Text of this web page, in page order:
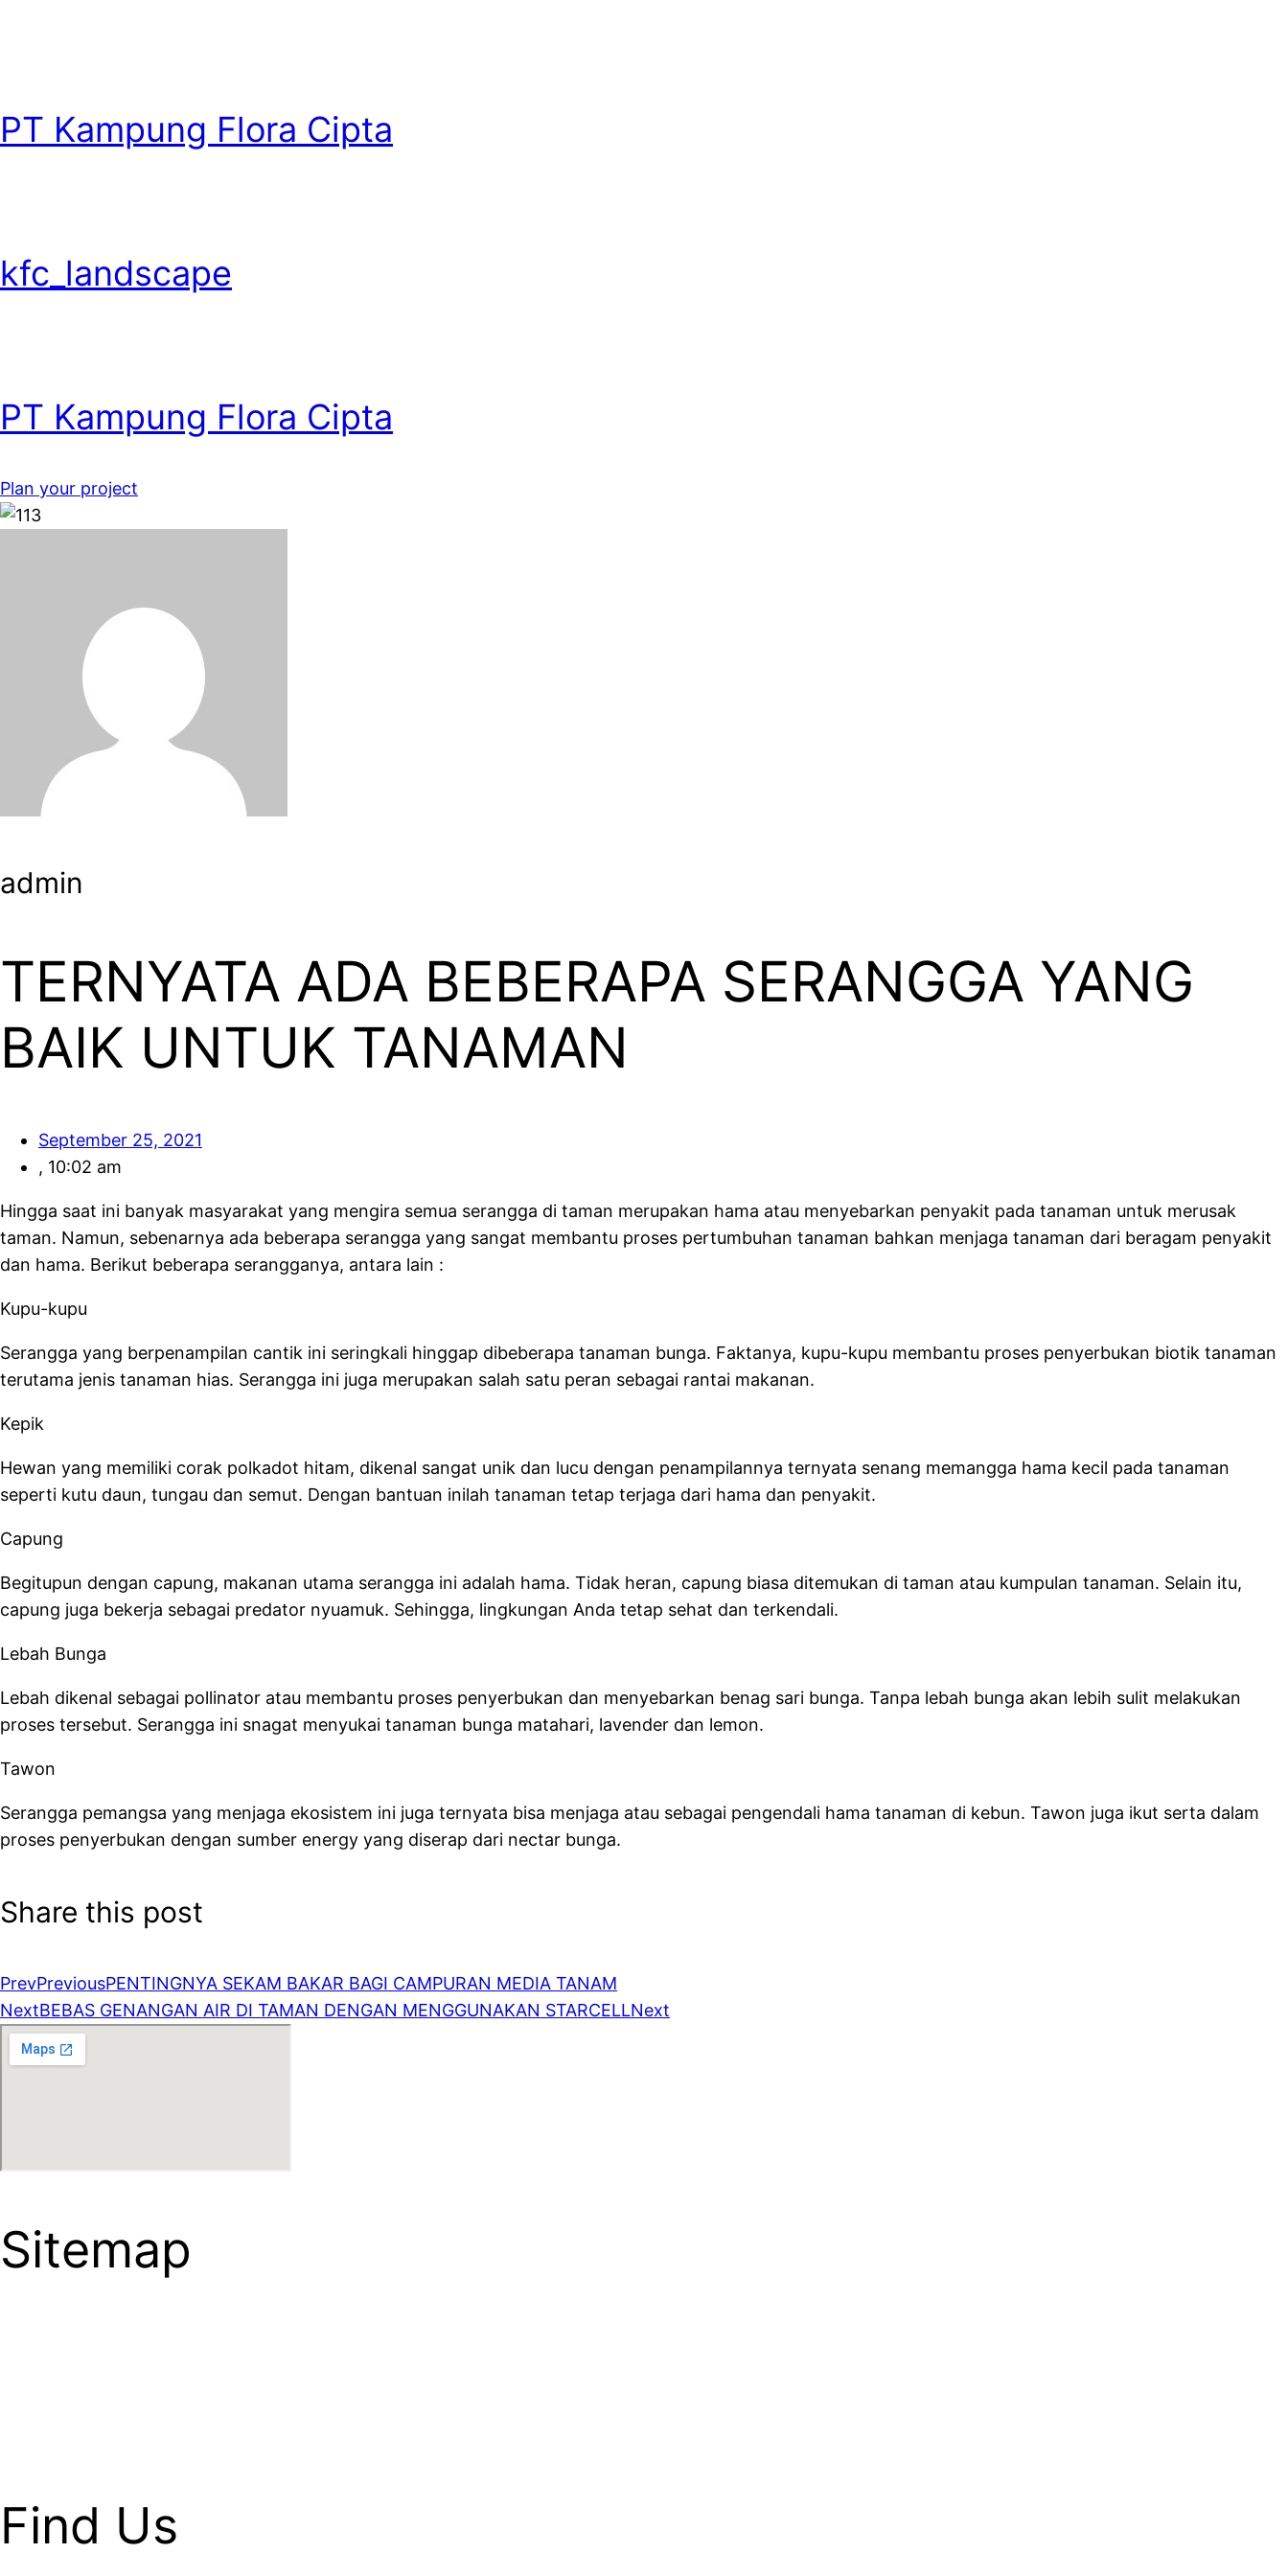
PT Kampung Flora Cipta
kfc_landscape
PT Kampung Flora Cipta
Plan your project
admin
TERNYATA ADA BEBERAPA SERANGGA YANG
BAIK UNTUK TANAMAN
September 25, 2021
, 10:02 am
Hingga saat ini banyak masyarakat yang mengira semua serangga di taman merupakan hama atau menyebarkan penyakit pada tanaman untuk merusak
taman. Namun, sebenarnya ada beberapa serangga yang sangat membantu proses pertumbuhan tanaman bahkan menjaga tanaman dari beragam penyakit
dan hama. Berikut beberapa serangganya, antara lain :
Kupu-kupu
Serangga yang berpenampilan cantik ini seringkali hinggap dibeberapa tanaman bunga. Faktanya, kupu-kupu membantu proses penyerbukan biotik tanaman
terutama jenis tanaman hias. Serangga ini juga merupakan salah satu peran sebagai rantai makanan.
Kepik
Hewan yang memiliki corak polkadot hitam, dikenal sangat unik dan lucu dengan penampilannya ternyata senang memangga hama kecil pada tanaman
seperti kutu daun, tungau dan semut. Dengan bantuan inilah tanaman tetap terjaga dari hama dan penyakit.
Capung
Begitupun dengan capung, makanan utama serangga ini adalah hama. Tidak heran, capung biasa ditemukan di taman atau kumpulan tanaman. Selain itu,
capung juga bekerja sebagai predator nyuamuk. Sehingga, lingkungan Anda tetap sehat dan terkendali.
Lebah Bunga
Lebah dikenal sebagai pollinator atau membantu proses penyerbukan dan menyebarkan benag sari bunga. Tanpa lebah bunga akan lebih sulit melakukan
proses tersebut. Serangga ini snagat menyukai tanaman bunga matahari, lavender dan lemon.
Tawon
Serangga pemangsa yang menjaga ekosistem ini juga ternyata bisa menjaga atau sebagai pengendali hama tanaman di kebun. Tawon juga ikut serta dalam
proses penyerbukan dengan sumber energy yang diserap dari nectar bunga.
Share this post
PrevPreviousPENTINGNYA SEKAM BAKAR BAGI CAMPURAN MEDIA TANAM
NextBEBAS GENANGAN AIR DI TAMAN DENGAN MENGGUNAKAN STARCELLNext
Sitemap
Find Us